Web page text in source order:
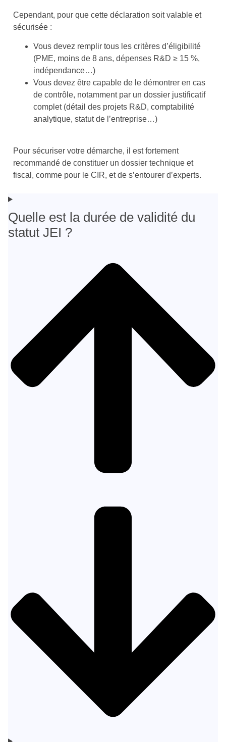
Cependant, pour que cette déclaration soit valable et
sécurisée :
Vous devez remplir tous les critères d’éligibilité
(PME, moins de 8 ans, dépenses R&D ≥ 15 %,
indépendance…)
Vous devez être capable de le démontrer en cas
de contrôle, notamment par un dossier justificatif
complet (détail des projets R&D, comptabilité
analytique, statut de l’entreprise…)
Pour sécuriser votre démarche, il est fortement
recommandé de constituer un dossier technique et
fiscal, comme pour le CIR, et de s’entourer d’experts.
Quelle est la durée de validité du
statut JEI ?